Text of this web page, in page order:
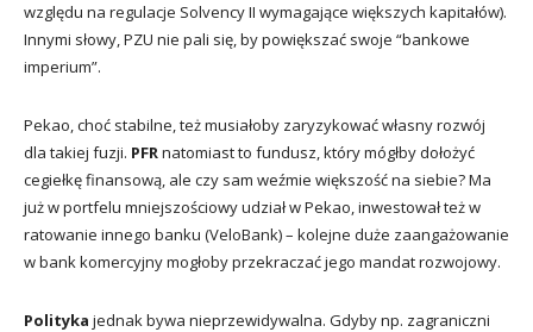
względu na regulacje Solvency II wymagające większych kapitałów).
Innymi słowy, PZU nie pali się, by powiększać swoje “bankowe
imperium”.
Pekao, choć stabilne, też musiałoby zaryzykować własny rozwój
dla takiej fuzji. PFRnatomiast to fundusz, który mógłby dołożyć
cegiełkę finansową, ale czy sam weźmie większość na siebie? Ma
już w portfelu mniejszościowy udział w Pekao, inwestował też w
ratowanie innego banku (VeloBank) – kolejne duże zaangażowanie
w bank komercyjny mogłoby przekraczać jego mandat rozwojowy.
Polityka jednak bywa nieprzewidywalna. Gdyby np. zagraniczni